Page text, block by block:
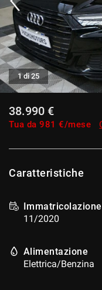
1 di 25
38.990 €
Tua da981 €/mese
Caratteristiche
Immatricolazione
11/2020
Alimentazione
Elettrica/Benzina
tracciamento
che
adottiamo
per
offrire
le
funzionalità
e
le
attività
Per
ottenere
informazioni
sull'utilità
funzionamento